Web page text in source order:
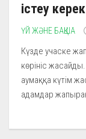
істеу керек
ҮЙ ЖӘНЕ БАҚША
Күзде учаске
көрініс
аумаққа күтім
адамдар